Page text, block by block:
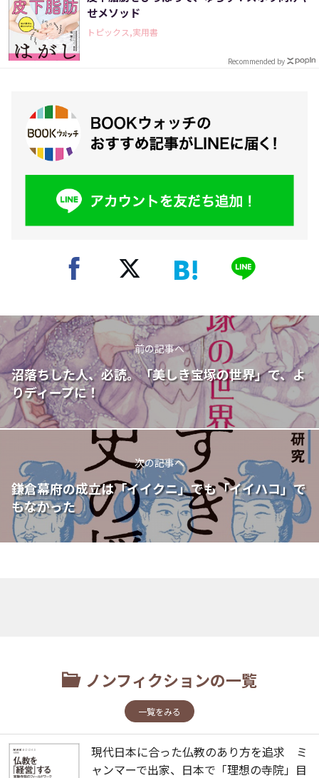
せメソッド
トピックス,実用書
Recommended by
前の記事へ
沼落ちした人、必読。「美しき宝塚の世界」で、よ
りディープに！
次の記事へ
鎌倉幕府の成立は「イイクニ」でも「イイハコ」で
もなかった
ノンフィクションの一覧
一覧をみる
現代日本に合った仏教のあり方を追求 ミ
ャンマーで出家、日本で「理想の寺院」目